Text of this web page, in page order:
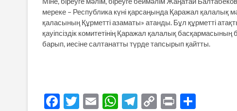
мереке – Республика күні қарсаңында Қаражал
қаласының Құрметті азаматы» атанды. Бұл құрметті
қауіпсіздік комитетінің Қаражал қалалық
барып, иесіне салтанатты түрде тапсырып қайтты.
F
T
E
W T
C
P